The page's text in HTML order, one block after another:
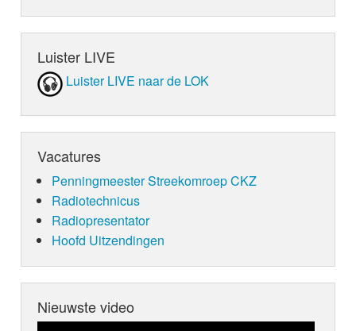
Luister LIVE
Luister LIVE naar de LOK
Vacatures
Penningmeester Streekomroep CKZ
Radiotechnicus
Radiopresentator
Hoofd Uitzendingen
Nieuwste video